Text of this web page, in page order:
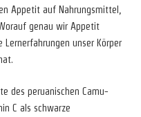
Appetit auf Nahrungsmittel,
genau wir Appetit
unser Körper
des peruanischen Camu-
C als schwarze